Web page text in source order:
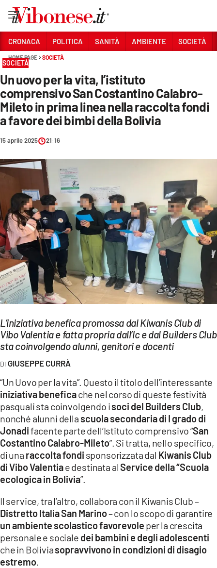
Sezioni
CRONACA
POLITICA
SANITÀ
AMBIENTE
SOCIETÀ
ECONOMIA E LAVORO
EVENTI
SPORT
Streaming
LAC TV
LAC ONAIR
LaC
Network
LACPLAY.IT
LACTV.IT
LACONAIR.IT
LACITYMAG.IT
ILREGGINO.IT
ILVIBONESE.IT
CATANZAROCHANNEL.IT
LACAPITALENEWS.IT
CRONACA POLITICA SANITÀ AMBIENTE SOCIETÀ
HOME PAGE SOCIETÀ
SOCIETÀ
Un uovo per la vita, l’istituto
comprensivo San Costantino Calabro-
Mileto in prima linea nella raccolta fondi
a favore dei bimbi della Bolivia
15 aprile 2025 21:16
L’iniziativa benefica promossa dal Kiwanis Club di
Vibo Valentia e fatta propria dall’Ic e dal Builders Club
sta coinvolgendo alunni, genitori e docenti
GIUSEPPE CURRÀ
“Un Uovo per la vita”. Questo il titolo dell’interessante
iniziativa beneficache nel corso di queste festività
pasquali sta coinvolgendo isoci del Builders Club,
nonché alunni della scuola secondaria di I grado di
Jonadifacente parte dell’Istituto comprensivo “San
Costantino Calabro-Mileto”. Si tratta, nello specifico,
di una raccolta fondi sponsorizzata dal Kiwanis Club
di Vibo Valentiae destinata alService della “Scuola
ecologica in Bolivia”.
Il service, tra l’altro, collabora con il Kiwanis Club –
Distretto Italia San Marino– con lo scopo di garantire
un ambiente scolastico favorevole per la crescita
personale e sociale dei bambini e degli adolescenti
che in Boliviasopravvivono in condizioni di disagio
estremo